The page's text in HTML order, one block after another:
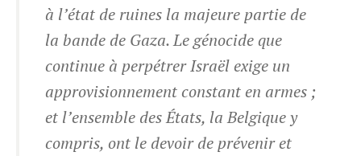
à l’état de ruines la majeure partie de
la bande de Gaza. Le génocide que
continue à perpétrer Israël exige un
approvisionnement constant en armes ;
et l’ensemble des États, la Belgique y
compris, ont le devoir de prévenir et